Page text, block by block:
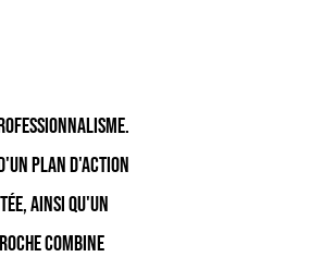
plan d'action
ainsi qu'un
combine